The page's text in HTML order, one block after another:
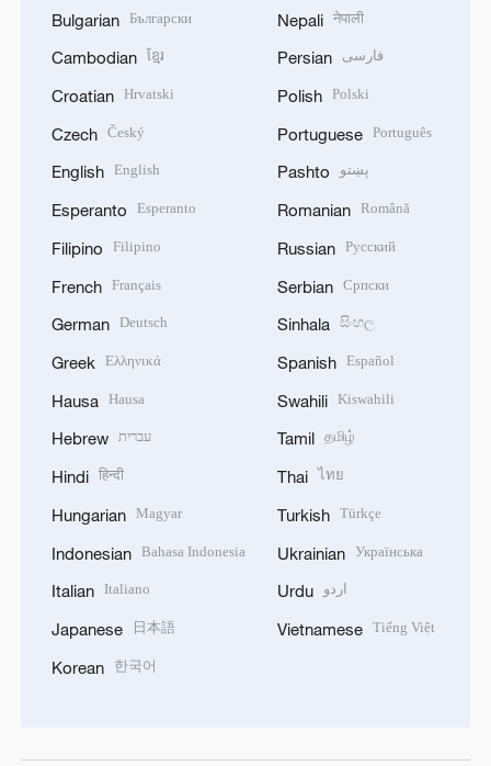
Bulgarian Български
Cambodian ខ្មែរ
Croatian Hrvatski
Czech Český
English English
Esperanto Esperanto
Filipino Filipino
French Français
German Deutsch
Greek Ελληνικά
Hausa Hausa
Hebrew עברית
Hindi हिन्दी
Hungarian Magyar
Indonesian Bahasa Indonesia
Italian Italiano
Japanese 日本語
Korean 한국어
Nepali नेपाली
Persian فارسی
Polish Polski
Portuguese Português
Pashto پښتو
Romanian Română
Russian Русский
Serbian Српски
Sinhala සිංහල
Spanish Español
Swahili Kiswahili
Tamil தமிழ்
Thai ไทย
Turkish Türkçe
Ukrainian Українська
Urdu اردو
Vietnamese Tiếng Việt